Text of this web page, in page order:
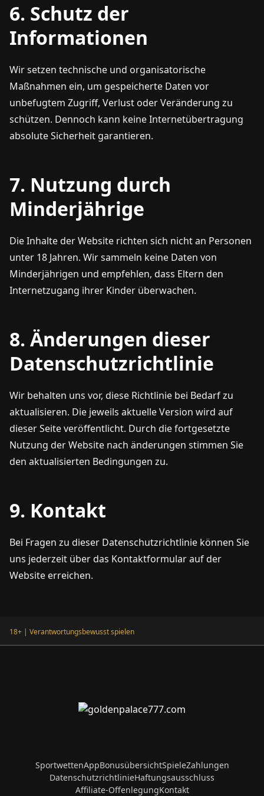
6. Schutz der
Informationen
Wir setzen technische und organisatorische
Maßnahmen ein, um gespeicherte Daten vor
unbefugtem Zugriff, Verlust oder Veränderung zu
schützen. Dennoch kann keine Internetübertragung
absolute Sicherheit garantieren.
7. Nutzung durch
Minderjährige
Die Inhalte der Website richten sich nicht an Personen
unter 18 Jahren. Wir sammeln keine Daten von
Minderjährigen und empfehlen, dass Eltern den
Internetzugang ihrer Kinder überwachen.
8. Änderungen dieser
Datenschutzrichtlinie
Wir behalten uns vor, diese Richtlinie bei Bedarf zu
aktualisieren. Die jeweils aktuelle Version wird auf
dieser Seite veröffentlicht. Durch die fortgesetzte
Nutzung der Website nach änderungen stimmen Sie
den aktualisierten Bedingungen zu.
9. Kontakt
Bei Fragen zu dieser Datenschutzrichtlinie können Sie
uns jederzeit über das Kontaktformular auf der
Website erreichen.
18+ | Verantwortungsbewusst spielen
SportwettenAppBonusübersichtSpieleZahlungen
DatenschutzrichtlinieHaftungsausschluss
Affiliate-OffenlegungKontakt